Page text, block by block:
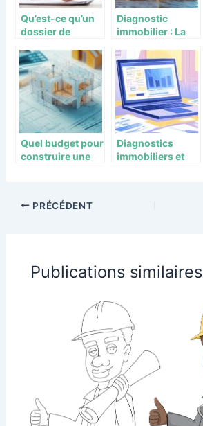
Qu’est-ce qu’un
dossier de
Diagnostic
immobilier : La
transaction
immobiliere
reussie
Quel budget pour
construire une
couts en 2024
Diagnostics
immobiliers et
PRÉCÉDENT
Publications similaires